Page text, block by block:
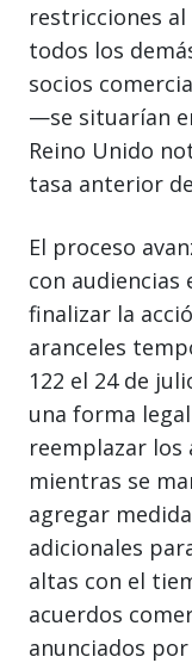
restricciones
todos los
socios
—se situarían
Reino Unido
tasa anterior
El proceso
con audiencias
finalizar la
aranceles
122 el 24 de
una forma
reemplazar los
mientras se
agregar
adicionales
altas con el
acuerdos
anunciados